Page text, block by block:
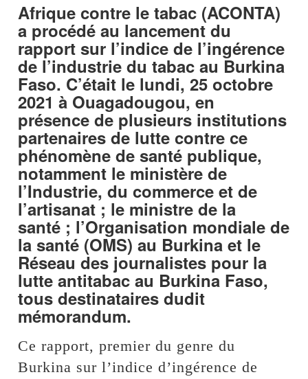
Afrique contre le tabac (ACONTA)
a procédé au lancement du
rapport sur l’indice de l’ingérence
de l’industrie du tabac au Burkina
Faso. C’était le lundi, 25 octobre
2021 à Ouagadougou, en
présence de plusieurs institutions
partenaires de lutte contre ce
phénomène de santé publique,
notamment le ministère de
l’Industrie, du commerce et de
l’artisanat ; le ministre de la
santé ; l’Organisation mondiale de
la santé (OMS) au Burkina et le
Réseau des journalistes pour la
lutte antitabac au Burkina Faso,
tous destinataires dudit
mémorandum.
Ce rapport, premier du genre du
Burkina sur l’indice d’ingérence de